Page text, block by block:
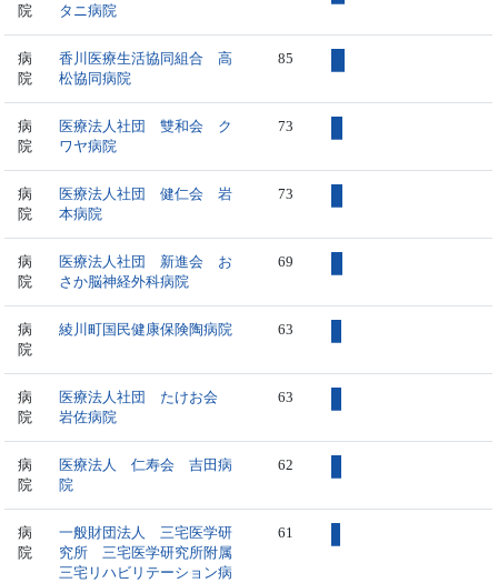
院
タニ病院
病
院
香川医療生活協同組合 高
松協同病院
85
病
院
医療法人社団 雙和会 ク
ワヤ病院
73
病
院
医療法人社団 健仁会 岩
本病院
73
病
院
医療法人社団 新進会 お
さか脳神経外科病院
69
病
院
綾川町国民健康保険陶病院 63
病
院
医療法人社団 たけお会
岩佐病院
63
病
院
医療法人 仁寿会 吉田病
院
62
病
院
一般財団法人 三宅医学研
究所 三宅医学研究所附属
三宅リハビリテーション病
61